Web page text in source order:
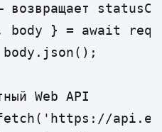
body } = await
Web API